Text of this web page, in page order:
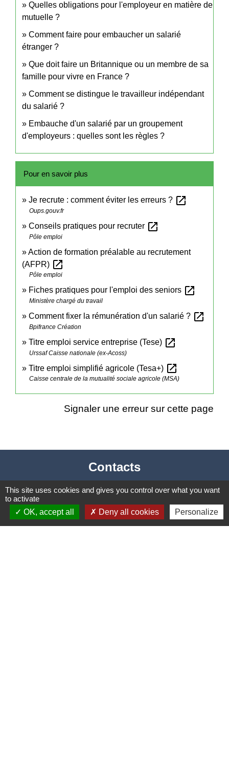
Quelles obligations pour l'employeur en matière de
mutuelle ?
Comment faire pour embaucher un salarié
étranger ?
Que doit faire un Britannique ou un membre de sa
famille pour vivre en France ?
Comment se distingue le travailleur indépendant
du salarié ?
Embauche d'un salarié par un groupement
d'employeurs : quelles sont les règles ?
Pour en savoir plus
Je recrute : comment éviter les erreurs ? open_in_new
Oups.gouv.fr
Conseils pratiques pour recruter open_in_new
Pôle emploi
Action de formation préalable au recrutement
(AFPR) open_in_new
Pôle emploi
Fiches pratiques pour l'emploi des seniors open_in_new
Ministère chargé du travail
Comment fixer la rémunération d'un salarié ? open_in_new
Bpifrance Création
Titre emploi service entreprise (Tese) open_in_new
Urssaf Caisse nationale (ex-Acoss)
Titre emploi simplifié agricole (Tesa+) open_in_new
Caisse centrale de la mutualité sociale agricole (MSA)
Signaler une erreur sur cette page
Contacts
Mairie de Cormeray
41120 Cormeray - FRANCE
+33 2 54 44 26 19
This site uses cookies and gives you control over what you want
to activate
OK, accept all
Deny all cookies Personalize